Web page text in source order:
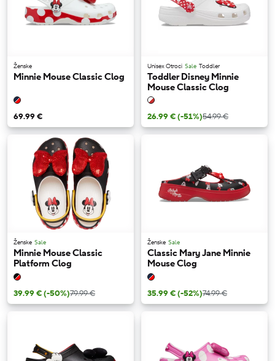
Ženske
Minnie Mouse Classic Clog
69.99 €
Unisex Otroci Sale Toddler
Toddler Disney Minnie
Mouse Classic Clog
26.99 €(-51%)54.99 €
Ženske Sale
Minnie Mouse Classic
Platform Clog
39.99 €(-50%)79.99 €
Ženske Sale
Classic Mary Jane Minnie
Mouse Clog
35.99 €(-52%)74.99 €